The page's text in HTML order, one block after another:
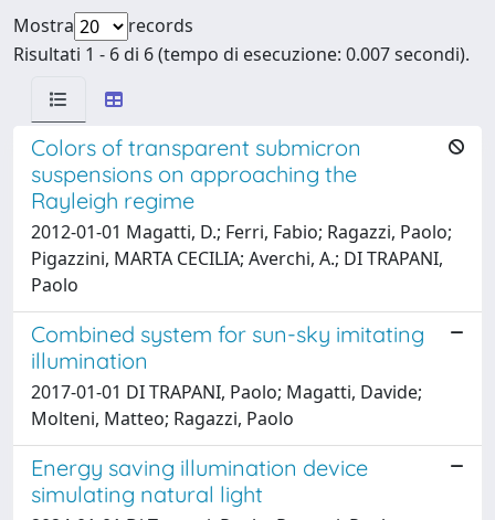
Mostra
records
Risultati 1 - 6 di 6 (tempo di esecuzione: 0.007 secondi).
Colors of transparent submicron
suspensions on approaching the
Rayleigh regime
2012-01-01 Magatti, D.; Ferri, Fabio; Ragazzi, Paolo;
Pigazzini, MARTA CECILIA; Averchi, A.; DI TRAPANI,
Paolo
Combined system for sun-sky imitating
illumination
2017-01-01 DI TRAPANI, Paolo; Magatti, Davide;
Molteni, Matteo; Ragazzi, Paolo
Energy saving illumination device
simulating natural light